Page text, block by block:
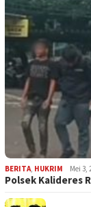
BERITA, HUKRIM Mei 3,
Polsek Kalideres